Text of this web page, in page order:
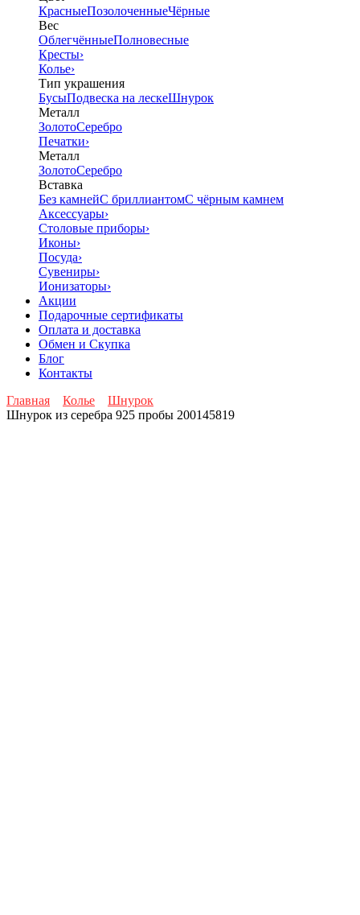
КрасныеПозолоченныеЧёрные
Вес
ОблегчённыеПолновесные
Кресты›
Колье›
Тип украшения
БусыПодвеска на лескеШнурок
Металл
ЗолотоСеребро
Печатки›
Металл
ЗолотоСеребро
Вставка
Без камнейС бриллиантомС чёрным камнем
Аксессуары›
Столовые приборы›
Иконы›
Посуда›
Сувениры›
Ионизаторы›
Акции
Подарочные сертификаты
Оплата и доставка
Обмен и Скупка
Блог
Контакты
Главная
Колье
Шнурок
Шнурок из серебра 925 пробы 200145819